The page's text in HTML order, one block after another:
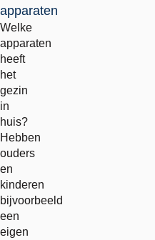
apparaten
Welke
apparaten
heeft
het
gezin
in
huis?
Hebben
ouders
en
kinderen
bijvoorbeeld
een
eigen